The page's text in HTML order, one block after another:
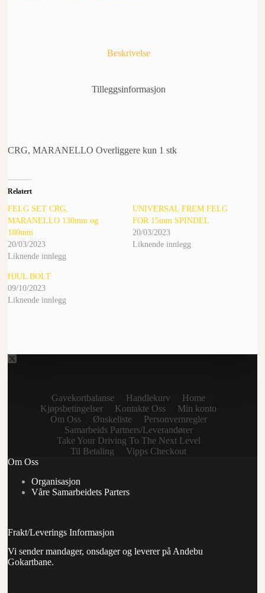
Beskrivelse
Tilleggsinformasjon
CRG, MARANELLO Overliggere kun 1 stk
Relatert
FELG SET CRG,
MARANELLO 130mm og
180mm
20/03/2023
Liknende innlegg
UNIVERSAL FREM FELG
FOR 15mm SPINDEL
20/03/2023
Liknende innlegg
HJUL BOLT
09/10/2023
Liknende innlegg
Gavekortbalanse Handlekurv
Home
Kjøpsbetingelser
Kontakte Oss
Min konto
Om Oss
Ønskeliste
Personvernregler
Samarbeids Partners/Leverandører
Take Your Driving To The Next Level
Til Betaling
Vipps Checkout
Om Oss
Organisasjon
Våre Samarbeidets Parters
Frakt/Leverings Informasjon
Vi sender mandager, onsdager og leverer på Andebu
Gokartbane.